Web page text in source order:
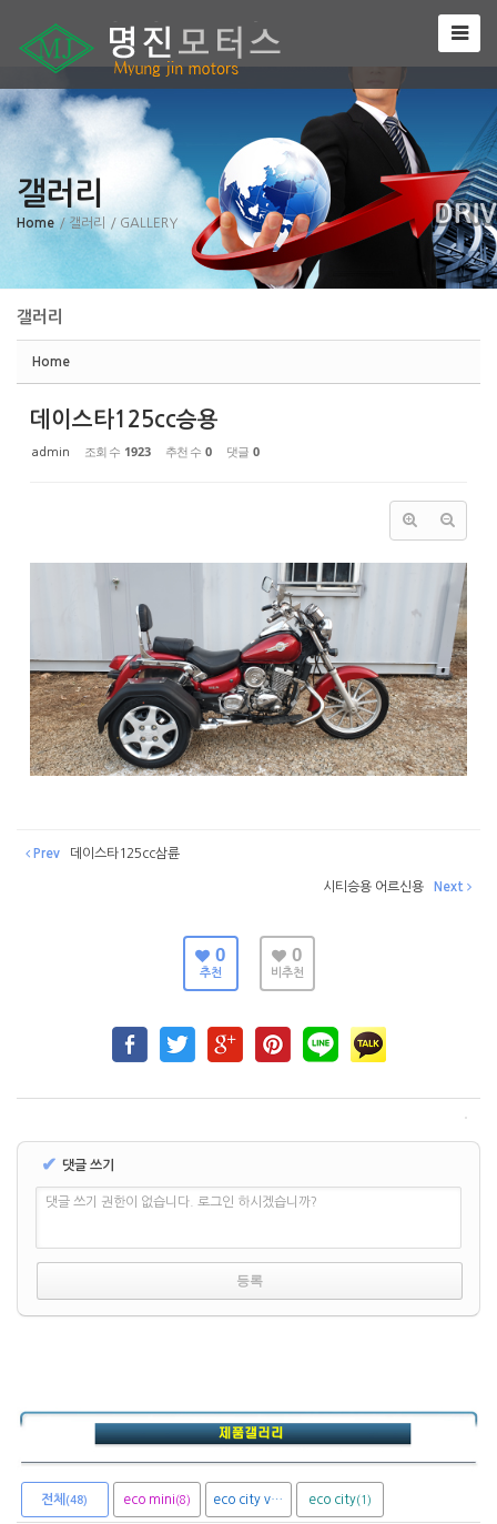
갤러리
Home / 갤러리 / GALLERY
갤러리
Home
데이스타125cc승용
admin 조회 수 1923 추천 수 0 댓글 0
Prev 데이스타125cc삼륜
시티승용 어르신용 Next
0
추천
0
비추천
✔ 댓글 쓰기
댓글 쓰기 권한이 없습니다. 로그인 하시겠습니까?
전체 (48) eco mini (8) eco city van eco city(1)
Sketchbook5, 스케치북5
Sketchbook5, 스케치북5